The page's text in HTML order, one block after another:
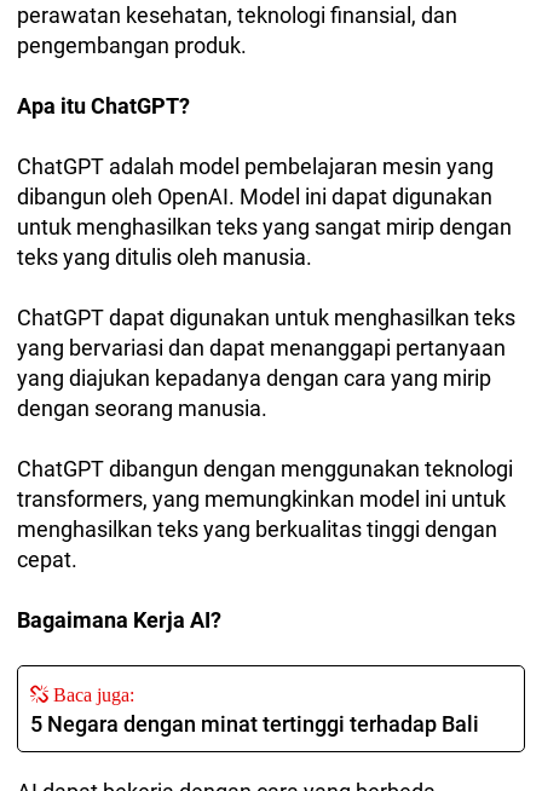
perawatan kesehatan, teknologi finansial, dan
pengembangan produk.
Apa itu ChatGPT?
ChatGPT adalah model pembelajaran mesin yang
dibangun oleh OpenAI. Model ini dapat digunakan
untuk menghasilkan teks yang sangat mirip dengan
teks yang ditulis oleh manusia.
ChatGPT dapat digunakan untuk menghasilkan teks
yang bervariasi dan dapat menanggapi pertanyaan
yang diajukan kepadanya dengan cara yang mirip
dengan seorang manusia.
ChatGPT dibangun dengan menggunakan teknologi
transformers, yang memungkinkan model ini untuk
menghasilkan teks yang berkualitas tinggi dengan
cepat.
Bagaimana Kerja AI?
Baca juga:
5 Negara dengan minat tertinggi terhadap Bali